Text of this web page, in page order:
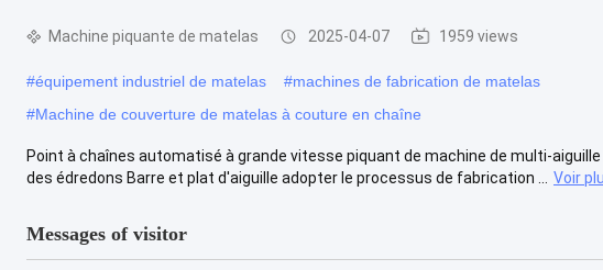
Machine piquante de matelas 2025-04-07 1959 views
#équipement industriel de matelas #machines de fabrication de matelas
#Machine de couverture de matelas à couture en chaîne
Point à chaînes automatisé à grande vitesse piquant de machine de multi-aiguille
des édredons Barre et plat d'aiguille adopter le processus de fabrication ...
Voir
Messages of visitor